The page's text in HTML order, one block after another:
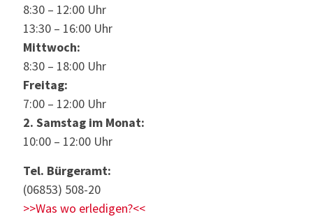
8:30 – 12:00 Uhr
13:30 – 16:00 Uhr
Mittwoch:
8:30 – 18:00 Uhr
Freitag:
7:00 – 12:00 Uhr
2. Samstag im Monat:
10:00 – 12:00 Uhr
Tel. Bürgeramt:
(06853) 508-20
>>Was wo erledigen?<<